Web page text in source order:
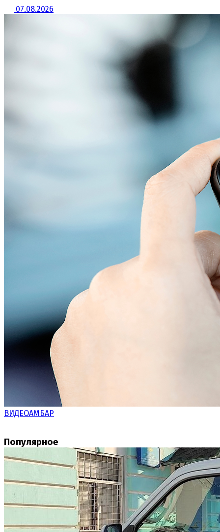
07.08.2026
ВИДЕОАМБАР
Популярное